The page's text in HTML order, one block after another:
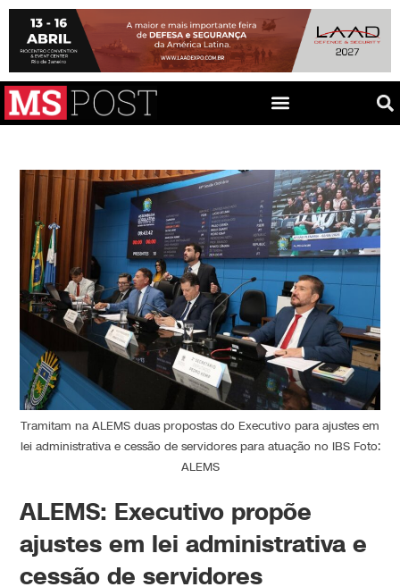
Tramitam na ALEMS duas propostas do Executivo para ajustes em
lei administrativa e cessão de servidores para atuação no IBS Foto:
ALEMS
ALEMS: Executivo propõe
ajustes em lei administrativa e
cessão de servidores